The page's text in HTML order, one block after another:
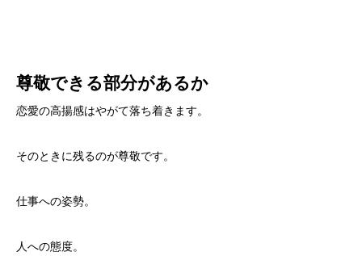
尊敬できる部分があるか
恋愛の高揚感はやがて落ち着きます。
そのときに残るのが尊敬です。
仕事への姿勢。
人への態度。